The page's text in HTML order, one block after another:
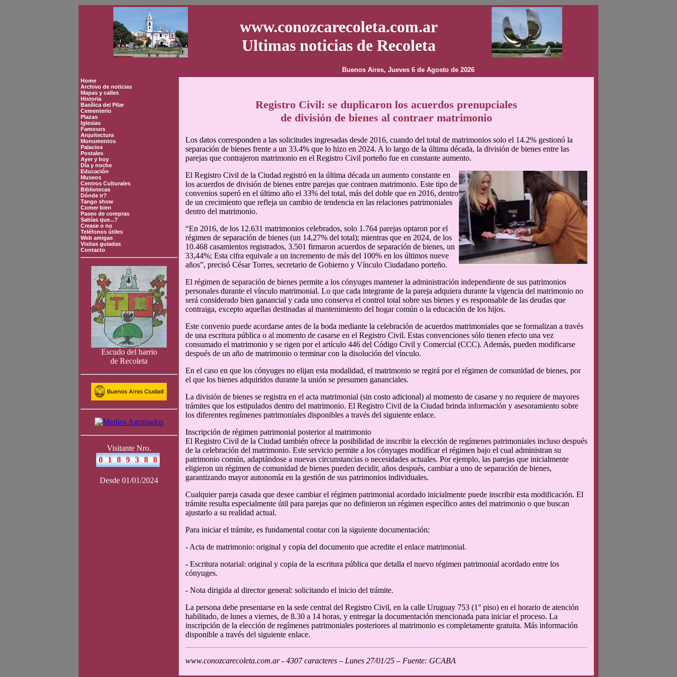
www.conozcarecoleta.com.ar
Ultimas noticias de Recoleta
Buenos Aires, Jueves 6 de Agosto de 2026
Home
Archivo de noticias
Mapas y calles
Historia
Basílica del Pilar
Cementerio
Plazas
Iglesias
Famosos
Arquitectura
Monumentos
Palacios
Postales
Ayer y hoy
Día y noche
Educación
Museos
Centros Culturales
Bibliotecas
Dónde ir?
Tango show
Comer bien
Paseo de compras
Sabías que...?
Crease o no
Teléfonos útiles
Web amigas
Visitas guiadas
Contacto
Escudo del barrio
de Recoleta
Visitante Nro.
Desde 01/01/2024
Registro Civil: se duplicaron los acuerdos prenupciales
de división de bienes al contraer matrimonio
Los datos corresponden a las solicitudes ingresadas desde 2016, cuando del total de matrimonios solo el 14.2% gestionó la
separación de bienes frente a un 33.4% que lo hizo en 2024. A lo largo de la última década, la división de bienes entre las
parejas que contrajeron matrimonio en el Registro Civil porteño fue en constante aumento.
El Registro Civil de la Ciudad registró en la última década un aumento constante en
los acuerdos de división de bienes entre parejas que contraen matrimonio. Este tipo de
convenios superó en el último año el 33% del total, más del doble que en 2016, dentro
de un crecimiento que refleja un cambio de tendencia en las relaciones patrimoniales
dentro del matrimonio.
“En 2016, de los 12.631 matrimonios celebrados, solo 1.764 parejas optaron por el
régimen de separación de bienes (un 14,27% del total); mientras que en 2024, de los
10.468 casamientos registrados, 3.501 firmaron acuerdos de separación de bienes, un
33,44%; Esta cifra equivale a un incremento de más del 100% en los últimos nueve
años”, precisó César Torres, secretario de Gobierno y Vínculo Ciudadano porteño.
El régimen de separación de bienes permite a los cónyuges mantener la administración independiente de sus patrimonios
personales durante el vínculo matrimonial. Lo que cada integrante de la pareja adquiera durante la vigencia del matrimonio no
será considerado bien ganancial y cada uno conserva el control total sobre sus bienes y es responsable de las deudas que
contraiga, excepto aquellas destinadas al mantenimiento del hogar común o la educación de los hijos.
Este convenio puede acordarse antes de la boda mediante la celebración de acuerdos matrimoniales que se formalizan a través
de una escritura pública o al momento de casarse en el Registro Civil. Estas convenciones sólo tienen efecto una vez
consumado el matrimonio y se rigen por el artículo 446 del Código Civil y Comercial (CCC). Además, pueden modificarse
después de un año de matrimonio o terminar con la disolución del vínculo.
En el caso en que los cónyuges no elijan esta modalidad, el matrimonio se regirá por el régimen de comunidad de bienes, por
el que los bienes adquiridos durante la unión se presumen gananciales.
La división de bienes se registra en el acta matrimonial (sin costo adicional) al momento de casarse y no requiere de mayores
trámites que los estipulados dentro del matrimonio. El Registro Civil de la Ciudad brinda información y asesoramiento sobre
los diferentes regímenes patrimoniales disponibles a través del siguiente enlace.
Inscripción de régimen patrimonial posterior al matrimonio
El Registro Civil de la Ciudad también ofrece la posibilidad de inscribir la elección de regímenes patrimoniales incluso después
de la celebración del matrimonio. Este servicio permite a los cónyuges modificar el régimen bajo el cual administran su
patrimonio común, adaptándose a nuevas circunstancias o necesidades actuales. Por ejemplo, las parejas que inicialmente
eligieron un régimen de comunidad de bienes pueden decidir, años después, cambiar a uno de separación de bienes,
garantizando mayor autonomía en la gestión de sus patrimonios individuales.
Cualquier pareja casada que desee cambiar el régimen patrimonial acordado inicialmente puede inscribir esta modificación. El
trámite resulta especialmente útil para parejas que no definieron un régimen específico antes del matrimonio o que buscan
ajustarlo a su realidad actual.
Para iniciar el trámite, es fundamental contar con la siguiente documentación:
- Acta de matrimonio: original y copia del documento que acredite el enlace matrimonial.
- Escritura notarial: original y copia de la escritura pública que detalla el nuevo régimen patrimonial acordado entre los
cónyuges.
- Nota dirigida al director general: solicitando el inicio del trámite.
La persona debe presentarse en la sede central del Registro Civil, en la calle Uruguay 753 (1° piso) en el horario de atención
habilitado, de lunes a viernes, de 8.30 a 14 horas, y entregar la documentación mencionada para iniciar el proceso. La
inscripción de la elección de regímenes patrimoniales posteriores al matrimonio es completamente gratuita. Más información
disponible a través del siguiente enlace.
www.conozcarecoleta.com.ar - 4307 caracteres – Lunes 27/01/25 – Fuente: GCABA